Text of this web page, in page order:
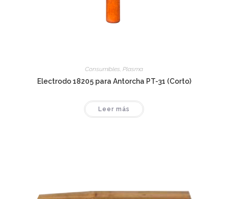
Consumibles Plasma
Electrodo 18205 para Antorcha PT-31 (Corto)
Leer más